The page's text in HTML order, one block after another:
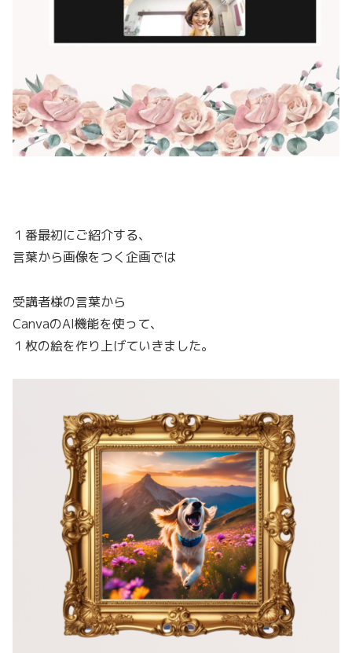
１番最初にご紹介する、
言葉から画像をつく企画では
受講者様の言葉から
CanvaのAI機能を使って、
１枚の絵を作り上げていきました。